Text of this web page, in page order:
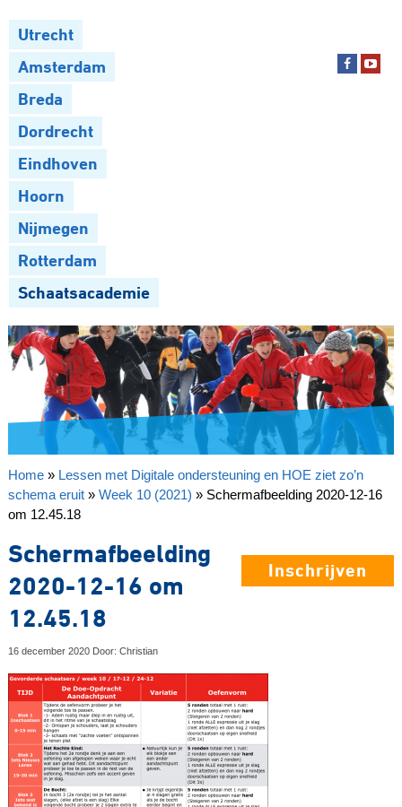
Utrecht
Amsterdam
Breda
Dordrecht
Eindhoven
Hoorn
Nijmegen
Rotterdam
Schaatsacademie
Home» Lessen met Digitale ondersteuning en HOE ziet zo’n
schema eruit» Week 10 (2021) » Schermafbeelding 2020-12-16
om 12.45.18
Inschrijven
Schermafbeelding
2020-12-16 om
12.45.18
16 december 2020 Door: Christian